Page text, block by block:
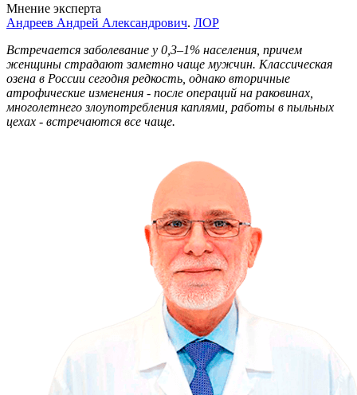
Мнение эксперта
Андреев Андрей Александрович. ЛОР
Встречается заболевание у 0,3–1% населения, причем
женщины страдают заметно чаще мужчин. Классическая
озена в России сегодня редкость, однако вторичные
атрофические изменения - после операций на раковинах,
многолетнего злоупотребления каплями, работы в пыльных
цехах - встречаются все чаще.